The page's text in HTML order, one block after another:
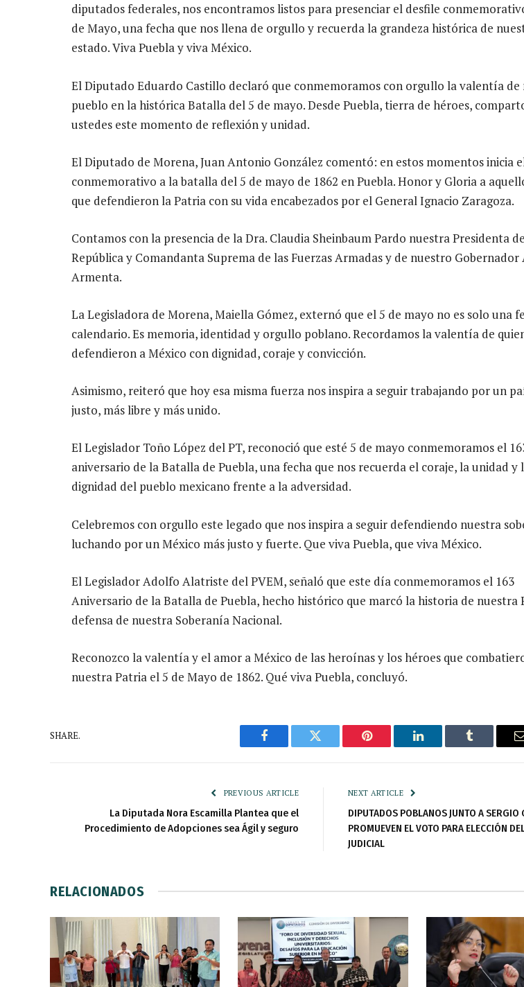
diputados federales, nos encontramos listos para presenciar el desfile
de Mayo, una fecha que nos llena de orgullo y recuerda la grandeza histórica de
estado. Viva Puebla y viva México.
El Diputado Eduardo Castillo declaró que conmemoramos con orgullo la valentía de
pueblo en la histórica Batalla del 5 de mayo. Desde Puebla, tierra de héroes,
ustedes este momento de reflexión y unidad.
El Diputado de Morena, Juan Antonio González comentó: en estos momentos inicia
conmemorativo a la batalla del 5 de mayo de 1862 en Puebla. Honor y Gloria a
que defendieron la Patria con su vida encabezados por el General Ignacio Zaragoza.
Contamos con la presencia de la Dra. Claudia Sheinbaum Pardo nuestra Presidenta
República y Comandanta Suprema de las Fuerzas Armadas y de nuestro
Armenta.
La Legisladora de Morena, Maiella Gómez, externó que el 5 de mayo no es solo una
calendario. Es memoria, identidad y orgullo poblano. Recordamos la valentía de
defendieron a México con dignidad, coraje y convicción.
Asimismo, reiteró que hoy esa misma fuerza nos inspira a seguir trabajando por un
justo, más libre y más unido.
El Legislador Toño López del PT, reconoció que esté 5 de mayo conmemoramos el
aniversario de la Batalla de Puebla, una fecha que nos recuerda el coraje, la unidad y
dignidad del pueblo mexicano frente a la adversidad.
Celebremos con orgullo este legado que nos inspira a seguir defendiendo nuestra
luchando por un México más justo y fuerte. Que viva Puebla, que viva México.
El Legislador Adolfo Alatriste del PVEM, señaló que este día conmemoramos el 163
Aniversario de la Batalla de Puebla, hecho histórico que marcó la historia de nuestra
defensa de nuestra Soberanía Nacional.
Reconozco la valentía y el amor a México de las heroínas y los héroes que
nuestra Patria el 5 de Mayo de 1862. Qué viva Puebla, concluyó.
SHARE.
Facebook Twitter Pinterest LinkedIn Tumblr
PREVIOUS ARTICLE
La Diputada Nora Escamilla Plantea que el
Procedimiento de Adopciones sea Ágil y seguro
NEXT ARTICLE
DIPUTADOS POBLANOS JUNTO A SERGIO
PROMUEVEN EL VOTO PARA ELECCIÓN
JUDICIAL
RELACIONADOS